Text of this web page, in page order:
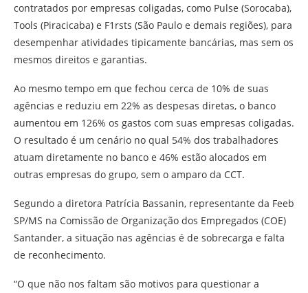
contratados por empresas coligadas, como Pulse (Sorocaba),
Tools (Piracicaba) e F1rsts (São Paulo e demais regiões), para
desempenhar atividades tipicamente bancárias, mas sem os
mesmos direitos e garantias.
Ao mesmo tempo em que fechou cerca de 10% de suas
agências e reduziu em 22% as despesas diretas, o banco
aumentou em 126% os gastos com suas empresas coligadas.
O resultado é um cenário no qual 54% dos trabalhadores
atuam diretamente no banco e 46% estão alocados em
outras empresas do grupo, sem o amparo da CCT.
Segundo a diretora Patrícia Bassanin, representante da Feeb
SP/MS na Comissão de Organização dos Empregados (COE)
Santander, a situação nas agências é de sobrecarga e falta
de reconhecimento.
“O que não nos faltam são motivos para questionar a